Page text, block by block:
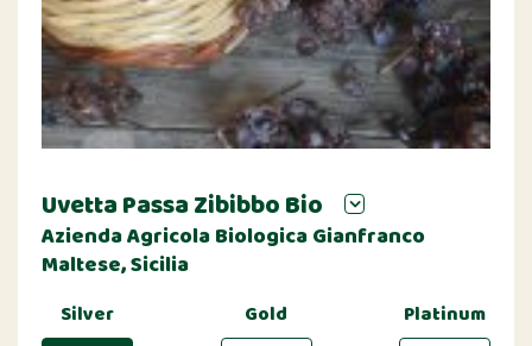
Uvetta Passa Zibibbo Bio
Azienda Agricola Biologica Gianfranco
Maltese, Sicilia
Silver Gold Platinum